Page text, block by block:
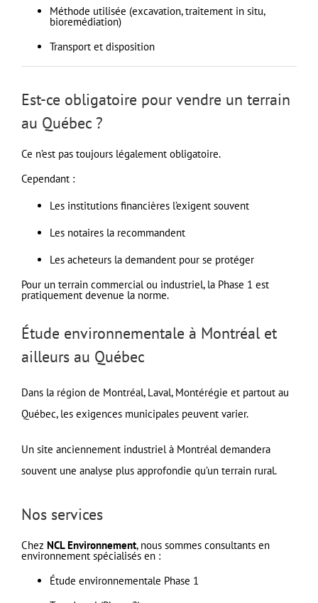
Méthode utilisée (excavation, traitement in situ,
bioremédiation)
Transport et disposition
Est-ce obligatoire pour vendre un terrain
au Québec ?
Ce n’est pas toujours légalement obligatoire.
Cependant :
Les institutions financières l’exigent souvent
Les notaires la recommandent
Les acheteurs la demandent pour se protéger
Pour un terrain commercial ou industriel, la Phase 1 est
pratiquement devenue la norme.
Étude environnementale à Montréal et
ailleurs au Québec
Dans la région de Montréal, Laval, Montérégie et partout au
Québec, les exigences municipales peuvent varier.
Un site anciennement industriel à Montréal demandera
souvent une analyse plus approfondie qu’un terrain rural.
Nos services
Chez NCL Environnement, nous sommes consultants en
environnement spécialisés en :
Étude environnementale Phase 1